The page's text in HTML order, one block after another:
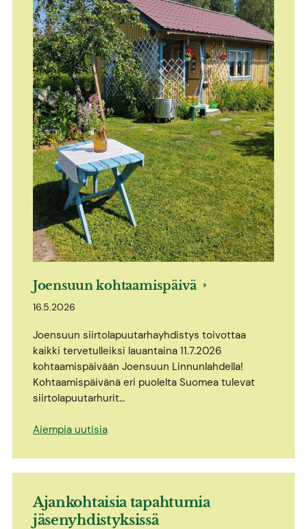
Joensuun kohtaamispäivä
16.5.2026
Joensuun siirtolapuutarhayhdistys toivottaa
kaikki tervetulleiksi lauantaina 11.7.2026
kohtaamispäivään Joensuun Linnunlahdella!
Kohtaamispäivänä eri puolelta Suomea tulevat
siirtolapuutarhurit…
Aiempia uutisia
Ajankohtaisia tapahtumia
jäsenyhdistyksissä